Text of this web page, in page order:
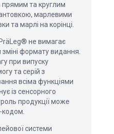
та круглим
марлевими
та марлі на корінці.
не вимагає
формату видання.
при випуску
та серій з
всіма функціями
із сенсорного
продукції може
системи